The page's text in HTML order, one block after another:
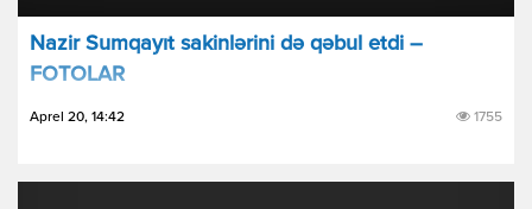
Nazir Sumqayıt sakinlərini də qəbul etdi –
FOTOLAR
Aprel 20, 14:42 1755